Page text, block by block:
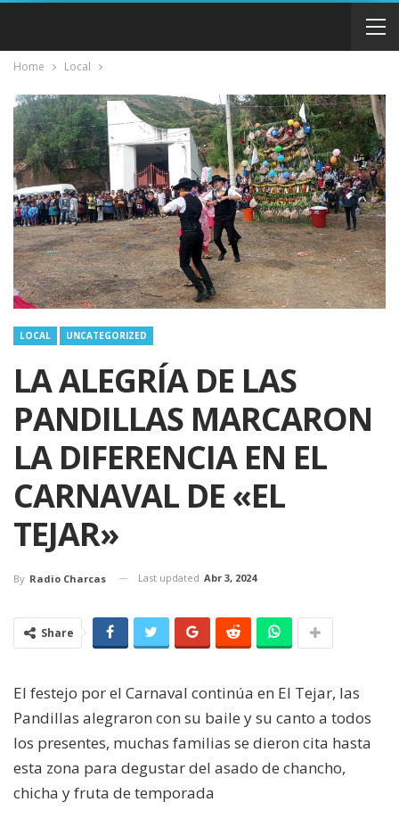
Home Local
LOCAL UNCATEGORIZED
LA ALEGRÍA DE LAS
PANDILLAS MARCARON
LA DIFERENCIA EN EL
CARNAVAL DE «EL
TEJAR»
By Radio Charcas Last updated Abr 3, 2024
Share
El festejo por el Carnaval continúa en El Tejar, las
Pandillas alegraron con su baile y su canto a todos
los presentes, muchas familias se dieron cita hasta
esta zona para degustar del asado de chancho,
chicha y fruta de temporada